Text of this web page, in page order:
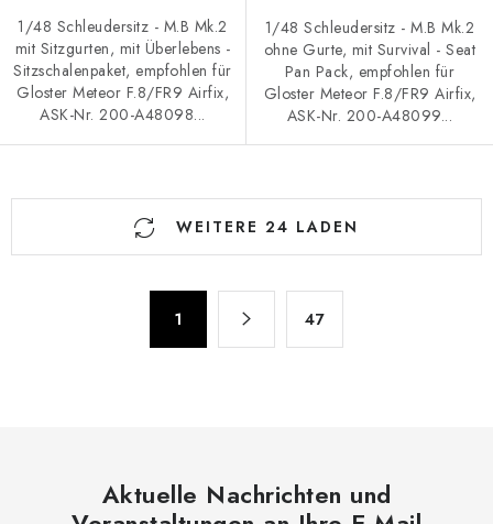
1/48 Schleudersitz - M.B Mk.2
mit Sitzgurten, mit Überlebens -
Sitzschalenpaket, empfohlen für
Gloster Meteor F.8/FR9 Airfix,
ASK-Nr. 200-A48098...
1/48 Schleudersitz - M.B Mk.2
ohne Gurte, mit Survival - Seat
Pan Pack, empfohlen für
Gloster Meteor F.8/FR9 Airfix,
ASK-Nr. 200-A48099...
S
WEITERE 24 LADEN
1 47
Aktuelle Nachrichten und